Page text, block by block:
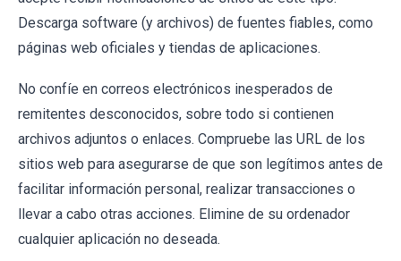
Descarga software (y archivos) de fuentes fiables, como
páginas web oficiales y tiendas de aplicaciones.
No confíe en correos electrónicos inesperados de
remitentes desconocidos, sobre todo si contienen
archivos adjuntos o enlaces. Compruebe las URL de los
sitios web para asegurarse de que son legítimos antes de
facilitar información personal, realizar transacciones o
llevar a cabo otras acciones. Elimine de su ordenador
cualquier aplicación no deseada.